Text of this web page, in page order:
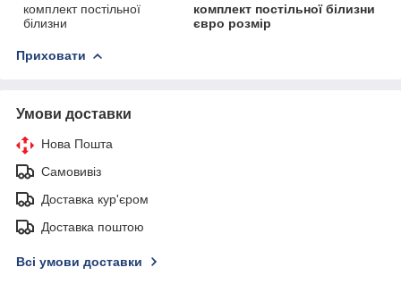
комплект постільної
білизни
комплект постільної білизни
євро розмір
Приховати
Умови доставки
Нова Пошта
Самовивіз
Доставка кур'єром
Доставка поштою
Всі умови доставки